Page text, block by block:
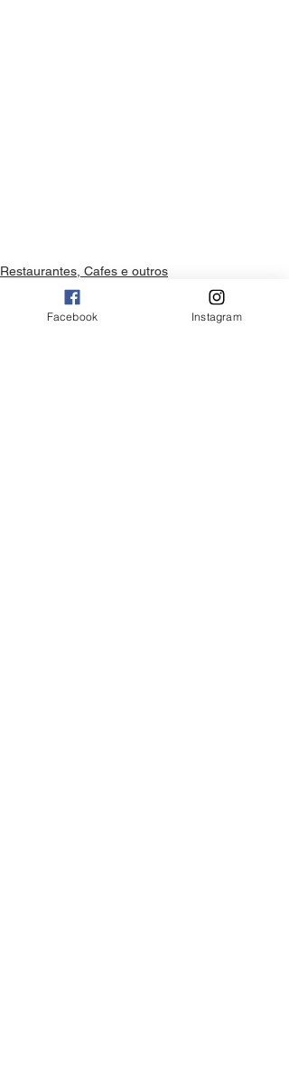
Restaurantes, Cafes e outros
Facebook Instagram